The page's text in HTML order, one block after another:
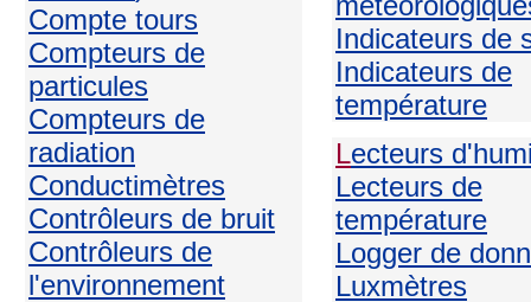
Compte tours
Compteurs de
particules
Compteurs de
radiation
Conductimètres
Contrôleurs de bruit
Contrôleurs de
l'environnement
Indicateurs de
Indicateurs de
température
Lecteurs
Lecteurs de
température
Logger de
Luxmètres